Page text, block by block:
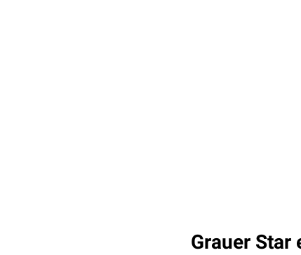
Grauer Star